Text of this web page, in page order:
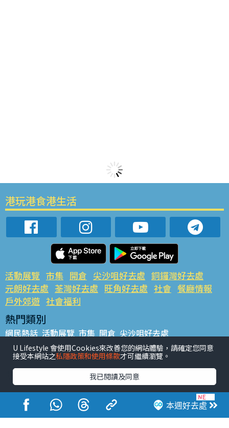
本週好去處
港玩港食港生活
活動展覽 市集 開倉 尖沙咀好去處 銅鑼灣好去處
元朗好去處 荃灣好去處 旺角好去處 社會 餐廳情報
戶外郊遊 社會福利
熱門類別
網民熱話 活動展覽 市集 開倉 尖沙咀好去處
銅鑼灣好去處 元朗好去處 荃灣好去處 旺角好去處 社會
餐廳情報 戶外郊遊
熱門標籤
#UGO搵好去處 #人氣活動推介 #美食社群熱話
#親子玩樂好去處
#ULifestyle應用程式
#限時搶
#UJetso禮物放送
#ULifestyle商戶中心 #著數 #網絡熱話
U Lifestyle 會使用Cookies來改善您的網站體驗，請確定您同意
接受本網站之私隱政策和使用條款才可繼續瀏覽。
我已閱讀及同意